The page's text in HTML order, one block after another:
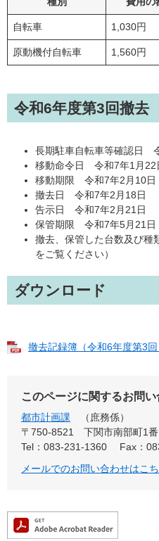
自転車 1,030円
原動機付自転車 1,560円
令和6年度第3回撤去
長期駐車自転車等確認日
移動命令日 令和7年1月22
移動期限 令和7年2月10日
撤去日 令和7年2月18日
告示日 令和7年2月21日
保管期限 令和7年5月21日
撤去、保管した台数及び
をご覧ください）
ダウンロード
撤去記録簿（令和6年度第3
このページに関するお問
都市計画課
庶務係
〒750-8521
下関市南部町1
Tel：083-231-1360
Fax：
メールでのお問い合わせはこ